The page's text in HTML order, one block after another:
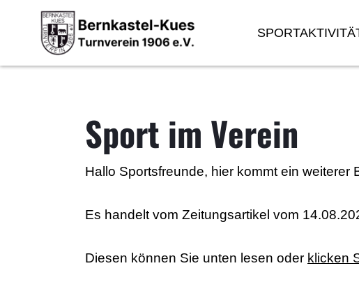
Sport im Verein
Hallo Sportsfreunde, hier kommt ein weiterer
Es handelt vom Zeitungsartikel vom
Diesen können Sie unten lesen oder klicken